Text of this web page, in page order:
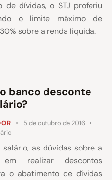
de dívidas, o STJ proferiu
o limite máximo de
sobre a renda liquida.
banco desconte
5 de outubro de 2016
as dúvidas sobre a
realizar descontos
o abatimento de dívidas